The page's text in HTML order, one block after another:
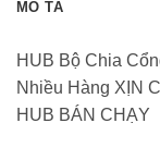
MÔ TẢ
HUB Bộ Chia
Nhiều Hàng XỊN
HUB BÁN CHẠY